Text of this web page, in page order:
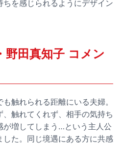
を感じられるようにデザイン
野田真知子 コメン
触れられる距離にいる夫婦。
触れてくれず、相手の気持ち
が増してしまう…という主人公
た。同じ境遇にある方に共感